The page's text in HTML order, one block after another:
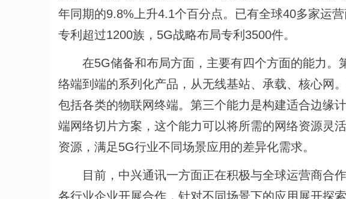
年同期的9.8%上升4.1个百分点。已有全球40多家运
专利超过1200族，5G战略布局专利3500件。
在5G储备和布局方面，主要有四个方面的能力。
络端到端的系列化产品，从无线基站、承载、核心网
包括各类的物联网终端。第三个能力是构建适合边缘
端网络切片方案，这个能力可以将所需的网络资源灵
资源，满足5G行业不同场景应用的差异化需求。
目前，中兴通讯一方面正在积极与全球运营商合
各行业企业开展合作，针对不同场景下的应用展开探